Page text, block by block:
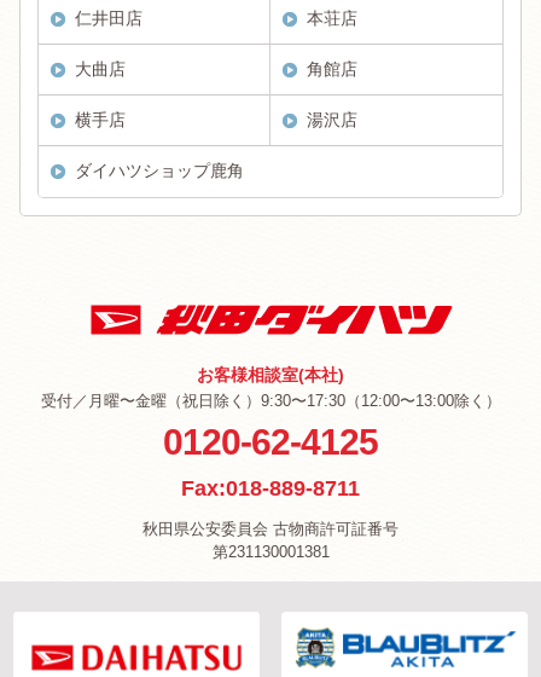
仁井田店 本荘店
大曲店 角館店
横手店 湯沢店
ダイハツショップ鹿角
お客様相談室(本社)
受付／月曜〜金曜（祝日除く）9:30〜17:30（12:00〜13:00除く）
0120-62-4125
Fax:018-889-8711
秋田県公安委員会 古物商許可証番号
第231130001381